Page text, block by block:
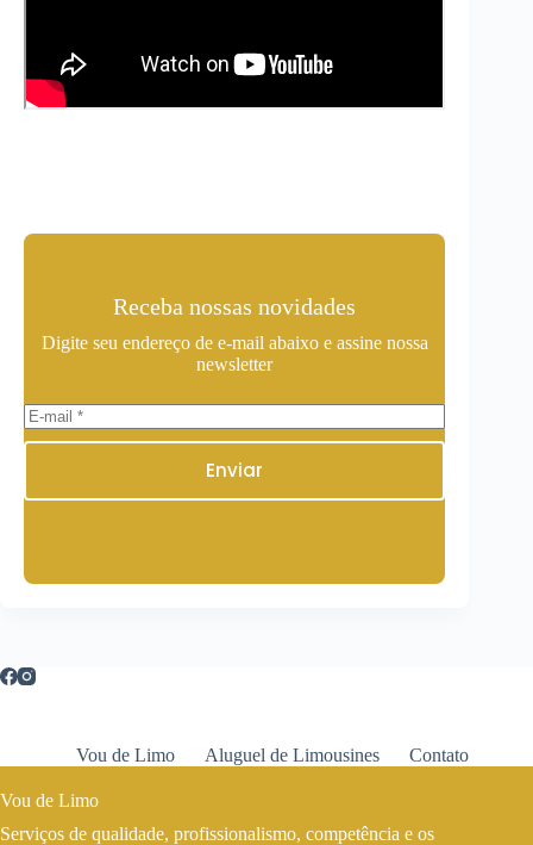
Receba nossas novidades
Digite seu endereço de e-mail abaixo e assine nossa
newsletter
Enviar
Vou de Limo Aluguel de Limousines Contato
Vou de Limo
Serviços de qualidade, profissionalismo, competência e os